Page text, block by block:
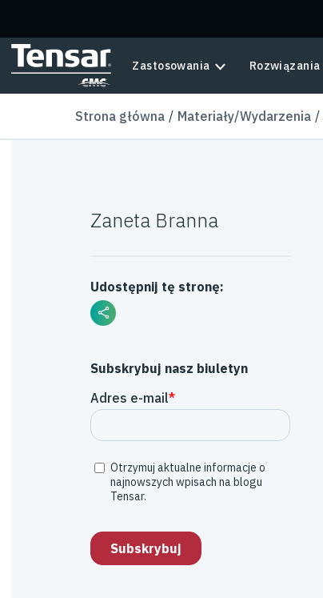
Zastosowania Rozwiązania
Strona główna Materiały/Wydarzenia
Zaneta Branna
Udostępnij tę stronę:
Subskrybuj nasz biuletyn